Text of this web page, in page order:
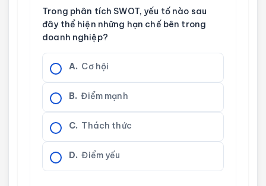
Trong phân tích SWOT, yếu tố nào sau
đây thể hiện những hạn chế bên trong
doanh nghiệp?
A. Cơ hội
B. Điểm mạnh
C. Thách thức
D. Điểm yếu